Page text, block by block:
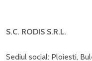
S.C. RODIS S.R.L.
Sediul social: Ploiesti,